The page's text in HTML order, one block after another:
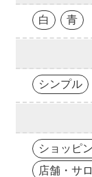
白 青
シンプル
ショッピ
店舗・サ